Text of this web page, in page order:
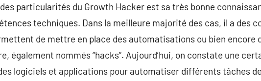
des particularités du Growth Hacker est sa très bonne
techniques. Dans la meilleure majorité des cas, il a des
de mettre en place des automatisations ou bien encore
également nommés “hacks”. Aujourd’hui, on constate une
logiciels et applications pour automatiser différents tâches